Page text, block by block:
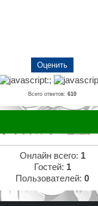
Всего ответов:610
Онлайн всего: 1
Гостей: 1
Пользователей:0